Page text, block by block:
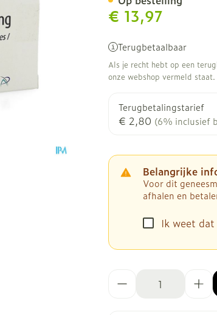
€ 13,97
Terugbetaalbaar
Als je recht hebt op een
onze webshop vermeld staat.
Terugbetalingstarief
€ 2,80 (6% inclusief
Belangrijke
Voor dit
afhalen en
Ik weet